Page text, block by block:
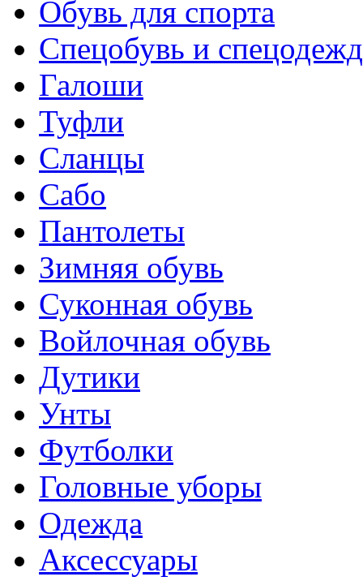
Обувь для спорта
Спецобувь и
Галоши
Туфли
Сланцы
Сабо
Пантолеты
Зимняя обувь
Суконная обувь
Войлочная обувь
Дутики
Унты
Футболки
Головные уборы
Одежда
Аксессуары